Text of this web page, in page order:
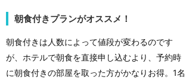
朝食付きプランがオススメ！
朝食付きは人数によって値段が変わるのです
が、ホテルで朝食を直接申し込むより、予約時
に朝食付きの部屋を取った方がかなりお得。1名